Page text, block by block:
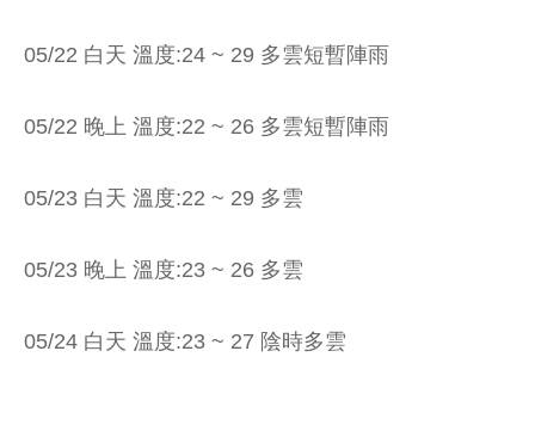
05/22 白天 溫度:24 ~ 29 多雲短暫陣雨
05/22 晚上 溫度:22 ~ 26 多雲短暫陣雨
05/23 白天 溫度:22 ~ 29 多雲
05/23 晚上 溫度:23 ~ 26 多雲
05/24 白天 溫度:23 ~ 27 陰時多雲